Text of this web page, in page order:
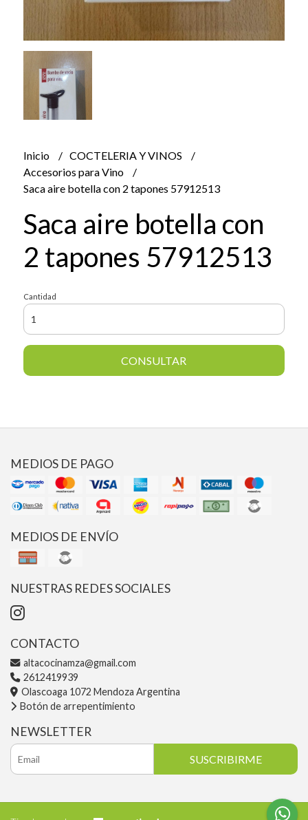
Inicio
COCTELERIA Y VINOS
Accesorios para Vino
Saca aire botella con 2 tapones 57912513
Saca aire botella con
2 tapones 57912513
Cantidad
CONSULTAR
MEDIOS DE PAGO
MEDIOS DE ENVÍO
NUESTRAS REDES SOCIALES
CONTACTO
altacocinamza@gmail.com
2612419939
Olascoaga 1072 Mendoza Argentina
Botón de arrepentimiento
NEWSLETTER
SUSCRIBIRME